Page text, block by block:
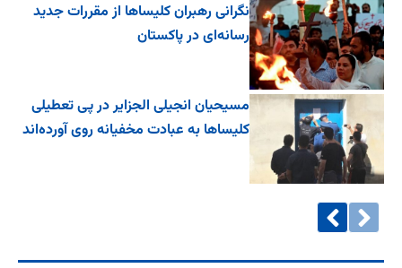
نگرانی رهبران کلیساها از مقررات جدید
رسانه‌ای در پاکستان
مسیحیان انجیلی الجزایر در پی تعطیلی
کلیساها به عبادت مخفیانه روی آورده‌اند